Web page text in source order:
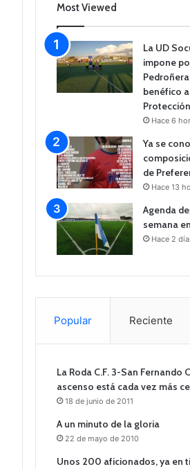
Most Viewed
La UD
impone
benéfico
Hace 6
Ya se
de
Hace 13
Agenda
semana
Hace 2
Popular Reciente
La Roda C.F. 3-San Fernando
ascenso está cada vez más
18 de junio de 2011
A un minuto de la gloria
22 de mayo de 2010
Unos 200 aficionados, ya en